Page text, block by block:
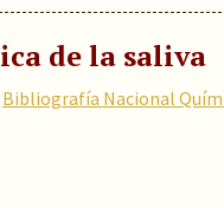
de la saliva
Bibliografía Nacional